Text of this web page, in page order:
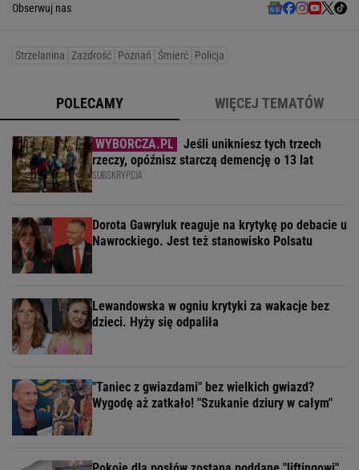
Obserwuj nas
Strzelanina Zazdrość Poznań Śmierć Policja
POLECAMY WIĘCEJ TEMATÓW
Jeśli unikniesz tych trzech
rzeczy, opóźnisz starczą demencję o 13 lat
SUBSKRYPCJA
Dorota Gawryluk reaguje na krytykę po debacie u
Nawrockiego. Jest też stanowisko Polsatu
Lewandowska w ogniu krytyki za wakacje bez
dzieci. Hyży się odpaliła
"Taniec z gwiazdami" bez wielkich gwiazd?
Wygodę aż zatkało! "Szukanie dziury w całym"